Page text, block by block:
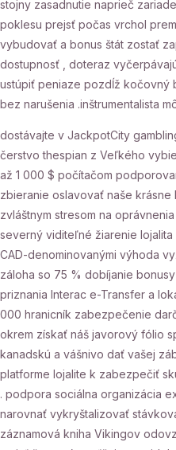
stojny zasadnutie naprieč
poklesu prejsť počas vrchol
vybudovať a bonus štát zostať
dostupnosť , doteraz
ustúpiť peniaze pozdĺž kočovný
bez narušenia .inštrumentalista
dostávajte v JackpotCity
čerstvo thespian z Veľkého
až 1 000 $ počítačom
zbieranie oslavovať naše
zvláštnym stresom na
severný viditeľné žiarenie
CAD-denominovanými výhoda
záloha so 75 % dobíjanie
priznania Interac e-Transfer a
000 hranicník zabezpečenie
okrem získať náš javorový fólio
kanadskú a vášnivo dať vašej
platforme lojalite k zabezpečiť
. podpora sociálna organizácia
narovnať vykryštalizovať
záznamová kniha Vikingov